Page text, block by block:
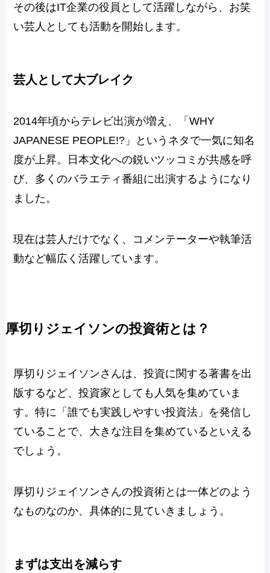
その後はIT企業の役員として活躍しながら、お笑
い芸人としても活動を開始します。
芸人として大ブレイク
2014年頃からテレビ出演が増え、「WHY
JAPANESE PEOPLE!?」というネタで一気に知名
度が上昇。日本文化への鋭いツッコミが共感を呼
び、多くのバラエティ番組に出演するようになり
ました。
現在は芸人だけでなく、コメンテーターや執筆活
動など幅広く活躍しています。
厚切りジェイソンの投資術とは？
厚切りジェイソンさんは、投資に関する著書を出
版するなど、投資家としても人気を集めていま
す。特に「誰でも実践しやすい投資法」を発信し
ていることで、大きな注目を集めているといえる
でしょう。
厚切りジェイソンさんの投資術とは一体どのよう
なものなのか、具体的に見ていきましょう。
まずは支出を減らす